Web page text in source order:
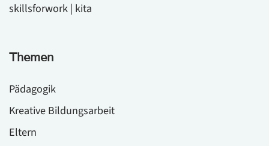
skillsforwork | kita
Themen
Pädagogik
Kreative Bildungsarbeit
Eltern